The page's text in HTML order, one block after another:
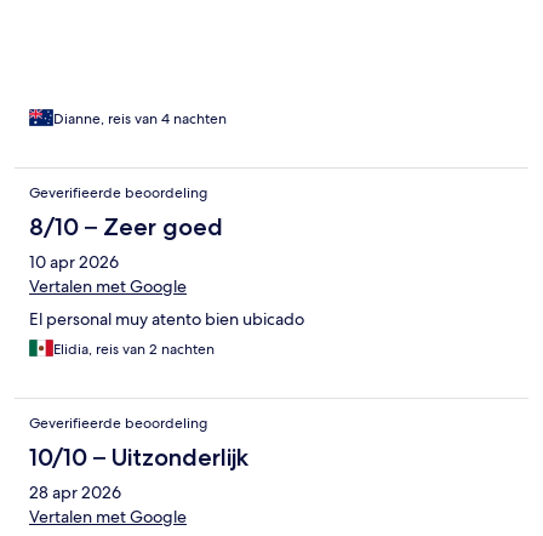
Dianne, reis van 4 nachten
Geverifieerde beoordeling
8/10 – Zeer goed
10 apr 2026
Vertalen met Google
El personal muy atento bien ubicado
Elidia, reis van 2 nachten
Geverifieerde beoordeling
10/10 – Uitzonderlijk
28 apr 2026
Vertalen met Google